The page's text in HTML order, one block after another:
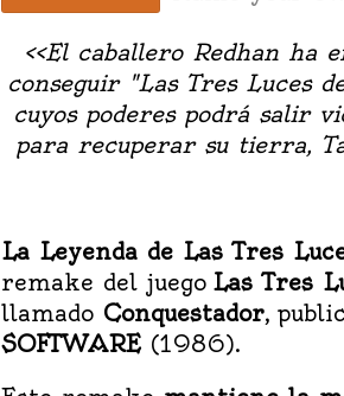
<<El caballero Redhan ha
conseguir "Las Tres Luces
cuyos poderes podrá salir
para recuperar su tierra,
La Leyenda de Las Tres
remake del juego Las Tres
llamado Conquestador,
SOFTWARE (1986).